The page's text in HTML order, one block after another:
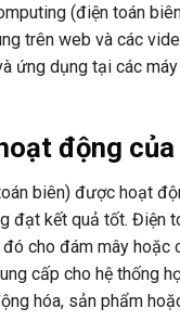
(điện toán
trên web và các
ứng dụng tại các
động
biên) được hoạt
đạt kết quả tốt. Điện
cho đám mây hoặc
cấp cho hệ thống
hóa, sản phẩm